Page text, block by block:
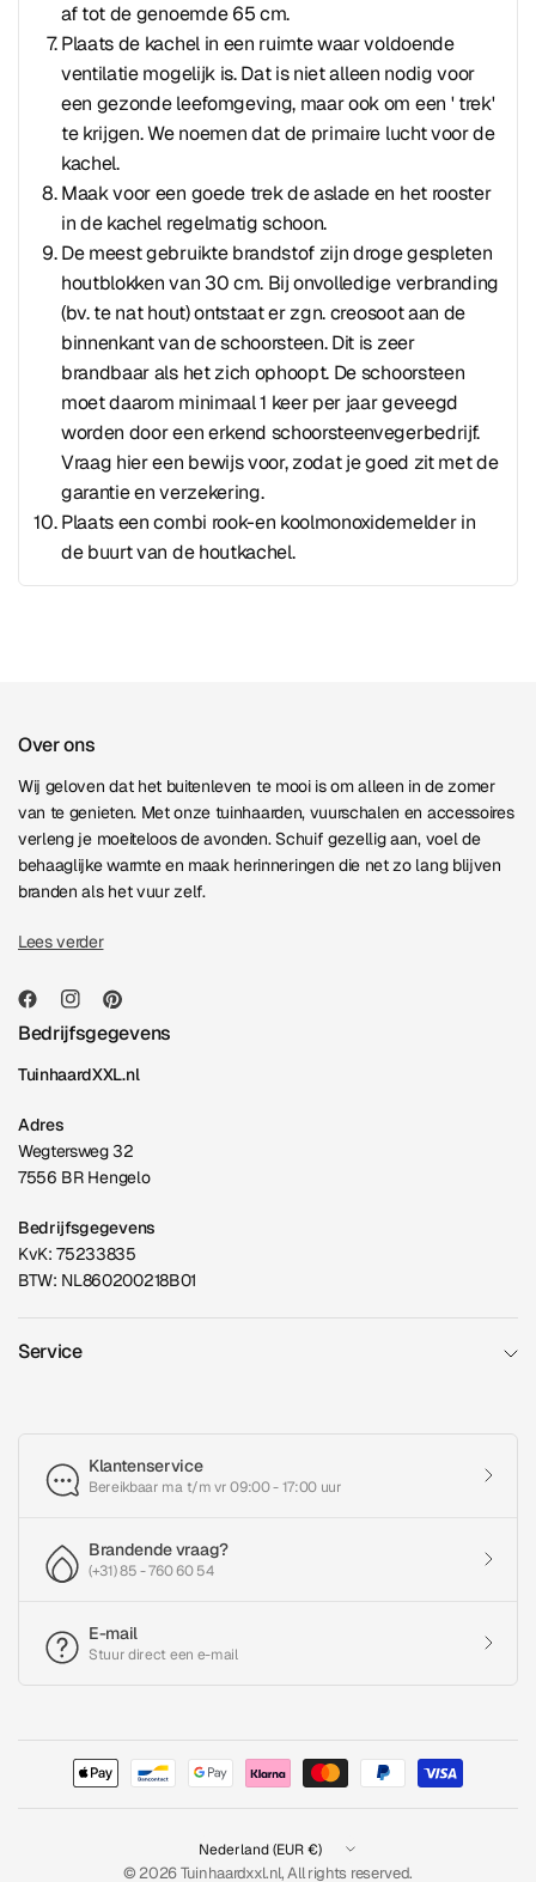
af tot de genoemde 65 cm.
Plaats de kachel in een ruimte waar voldoende
ventilatie mogelijk is. Dat is niet alleen nodig voor
een gezonde leefomgeving, maar ook om een ' trek'
te krijgen. We noemen dat de primaire lucht voor de
kachel.
Maak voor een goede trek de aslade en het rooster
in de kachel regelmatig schoon.
De meest gebruikte brandstof zijn droge gespleten
houtblokken van 30 cm. Bij onvolledige verbranding
(bv. te nat hout) ontstaat er zgn. creosoot aan de
binnenkant van de schoorsteen. Dit is zeer
brandbaar als het zich ophoopt. De schoorsteen
moet daarom minimaal 1 keer per jaar geveegd
worden door een erkend schoorsteenvegerbedrijf.
Vraag hier een bewijs voor, zodat je goed zit met de
garantie en verzekering.
Plaats een combi rook-en koolmonoxidemelder in
de buurt van de houtkachel.
Over ons
Wij geloven dat het buitenleven te mooi is om alleen in de zomer
van te genieten. Met onze tuinhaarden, vuurschalen en accessoires
verleng je moeiteloos de avonden. Schuif gezellig aan, voel de
behaaglijke warmte en maak herinneringen die net zo lang blijven
branden als het vuur zelf.
Lees verder
Bedrijfsgegevens
TuinhaardXXL.nl
Adres
Wegtersweg 32
7556 BR Hengelo
Bedrijfsgegevens
KvK: 75233835
BTW: NL860200218B01
Service
Klantenservice
Bereikbaar ma t/m vr 09:00 - 17:00 uur
Brandende vraag?
(+31) 85 - 760 60 54
E-mail
Stuur direct een e-mail
Land/regio
bijwerken
© 2026 Tuinhaardxxl.nl, All rights reserved.